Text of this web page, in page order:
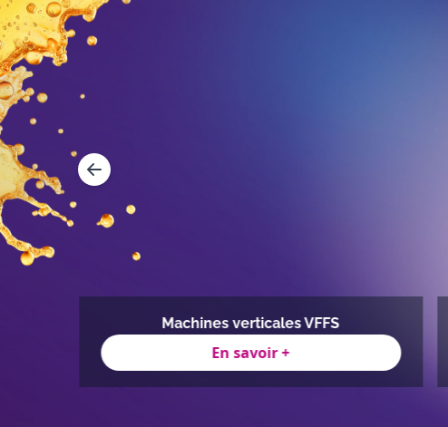
Machines verticales VFFS
En savoir +